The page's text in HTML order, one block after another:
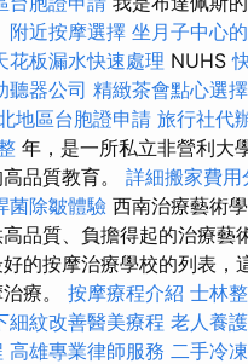
附近按摩選擇 坐月子中心
花板漏水快速處理 NUHS
聽器公司 精緻茶會點心選擇
地區台胞證申請 旅行社代
年，是一所私立非營利大
品質教育。 詳細搬家費用
菌除皺體驗 西南治療藝術
品質、負擔得起的治療藝
的按摩治療學校的列表，
療。 按摩療程介紹 士林
細紋改善醫美療程 老人養
高雄專業律師服務 二手冷